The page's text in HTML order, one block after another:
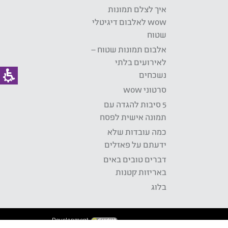
איך לצלם תמונות
wow לאלבום דיגיטלי
שטוח
אלבום תמונות שטוח –
לאירועים בלתי
נשכחים
סרטוני wow
5 סיבות להגדה עם
תמונה אישית לפסח
כמה עובדות שלא
ידעתם על פאזלים
דברים טובים באים
באריזות קטנות
בלוג
Development: